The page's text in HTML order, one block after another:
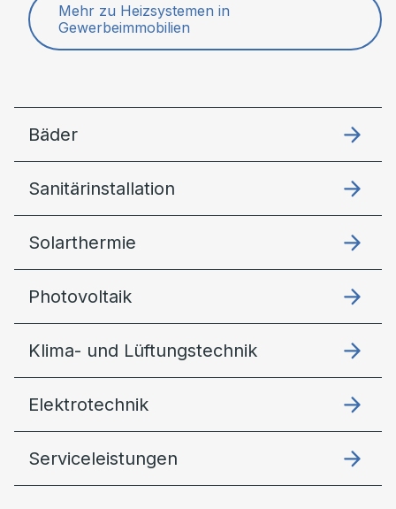
Mehr zu Heizsystemen in
Gewerbeimmobilien
Bäder
Sanitärinstallation
Solarthermie
Photovoltaik
Klima- und Lüftungstechnik
Elektrotechnik
Serviceleistungen